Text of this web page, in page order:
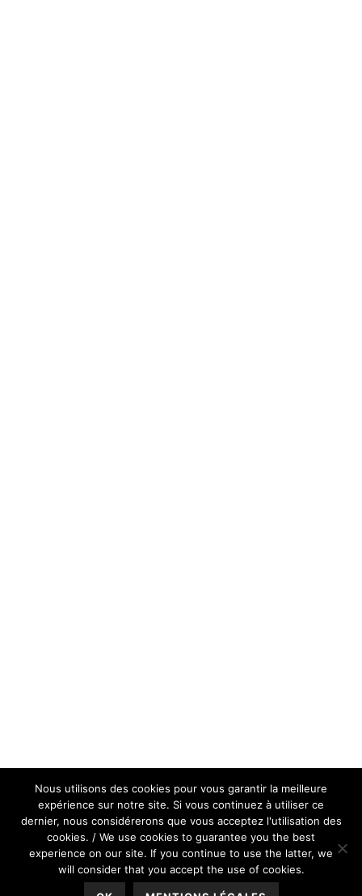
Nous utilisons des cookies pour vous garantir la meilleure
expérience sur notre site. Si vous continuez à utiliser ce
dernier, nous considérerons que vous acceptez l'utilisation des
cookies. / We use cookies to guarantee you the best
experience on our site. If you continue to use the latter, we
will consider that you accept the use of cookies.